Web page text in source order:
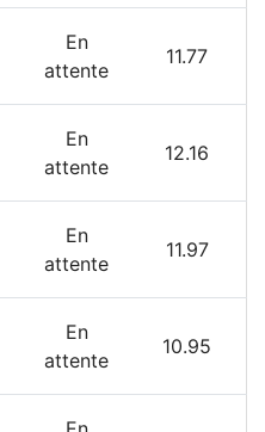
En
attente
11.77
En
attente
12.16
En
attente
11.97
En
attente
10.95